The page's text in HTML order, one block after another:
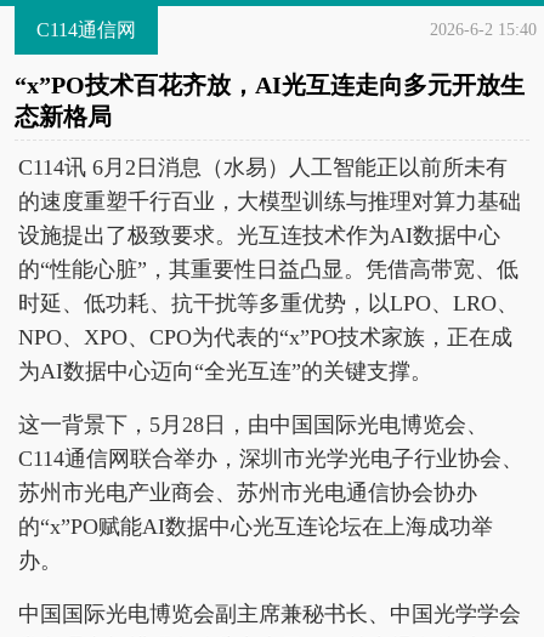
C114通信网 2026-6-2 15:40
“x”PO技术百花齐放，AI光互连走向多元开放生
态新格局
C114讯 6月2日消息（水易）人工智能正以前所未有
的速度重塑千行百业，大模型训练与推理对算力基础
设施提出了极致要求。光互连技术作为AI数据中心
的“性能心脏”，其重要性日益凸显。凭借高带宽、低
时延、低功耗、抗干扰等多重优势，以LPO、LRO、
NPO、XPO、CPO为代表的“x”PO技术家族，正在成
为AI数据中心迈向“全光互连”的关键支撑。
这一背景下，5月28日，由中国国际光电博览会、
C114通信网联合举办，深圳市光学光电子行业协会、
苏州市光电产业商会、苏州市光电通信协会协办
的“x”PO赋能AI数据中心光互连论坛在上海成功举
办。
中国国际光电博览会副主席兼秘书长、中国光学学会